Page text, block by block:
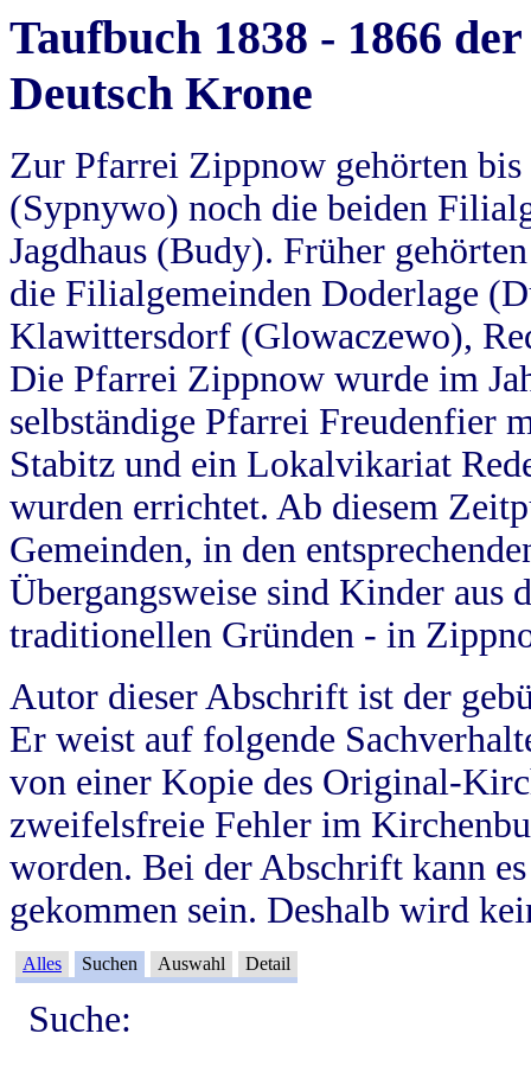
Taufbuch 1838 - 1866
Deutsch Krone
Zur Pfarrei Zippnow gehörten
(Sypnywo) noch die beiden
Jagdhaus (Budy). Früher
die Filialgemeinden Doderlage
Klawittersdorf (Glowaczewo),
Die Pfarrei Zippnow wurde im
selbständige Pfarrei Freudenfier
Stabitz und ein Lokalvikariat
wurden errichtet. Ab diesem
Gemeinden, in den
Übergangsweise sind Kinder aus
traditionellen Gründen - in
Autor dieser Abschrift ist der
Er weist auf folgende
von einer Kopie des Original-
zweifelsfreie Fehler im
worden. Bei der Abschrift kann
gekommen sein. Deshalb wird
Alles Suchen Auswahl Detail
Suche: